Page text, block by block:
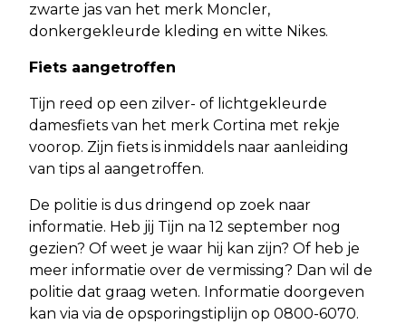
zwarte jas van het merk Moncler,
donkergekleurde kleding en witte Nikes.
Fiets aangetroffen
Tijn reed op een zilver- of lichtgekleurde
damesfiets van het merk Cortina met rekje
voorop. Zijn fiets is inmiddels naar aanleiding
van tips al aangetroffen.
De politie is dus dringend op zoek naar
informatie. Heb jij Tijn na 12 september nog
gezien? Of weet je waar hij kan zijn? Of heb je
meer informatie over de vermissing? Dan wil de
politie dat graag weten. Informatie doorgeven
kan via via de opsporingstiplijn op 0800-6070.